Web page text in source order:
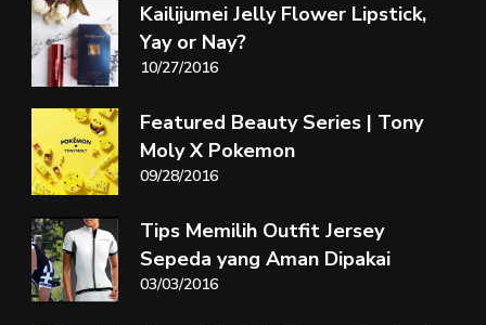
Kailijumei Jelly Flower Lipstick,
Yay or Nay?
10/27/2016
Featured Beauty Series | Tony
Moly X Pokemon
09/28/2016
Tips Memilih Outfit Jersey
Sepeda yang Aman Dipakai
03/03/2016